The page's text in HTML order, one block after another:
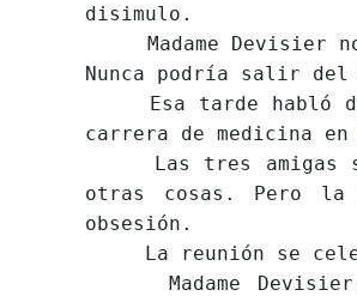
disimulo.
Madame Devisier no
Nunca podría salir del
Esa tarde habló
carrera de medicina
Las tres amigas
otras cosas. Pero la
obsesión.
La reunión se
Madame Devisier,